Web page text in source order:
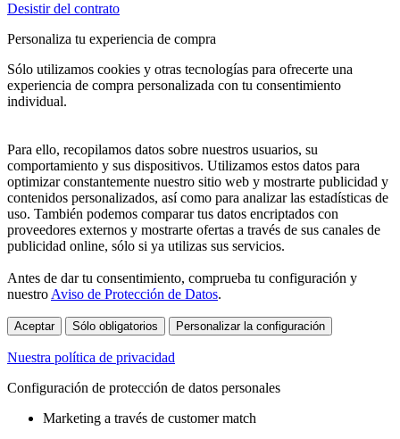
Desistir del contrato
Personaliza tu experiencia de compra
Sólo utilizamos cookies y otras tecnologías para ofrecerte una
experiencia de compra personalizada con tu consentimiento
individual.
Para ello, recopilamos datos sobre nuestros usuarios, su
comportamiento y sus dispositivos. Utilizamos estos datos para
optimizar constantemente nuestro sitio web y mostrarte publicidad y
contenidos personalizados, así como para analizar las estadísticas de
uso. También podemos comparar tus datos encriptados con
proveedores externos y mostrarte ofertas a través de sus canales de
publicidad online, sólo si ya utilizas sus servicios.
Antes de dar tu consentimiento, comprueba tu configuración y
nuestro Aviso de Protección de Datos.
Aceptar Sólo obligatorios Personalizar la configuración
Nuestra política de privacidad
Configuración de protección de datos personales
Marketing a través de customer match